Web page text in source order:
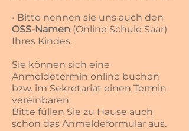
• Bitte nennen sie uns auch den
OSS-Namen (Online Schule Saar)
Ihres Kindes.
Sie können ​ sich eine
Anmeldetermin online buchen
bzw. im Sekretariat einen Termin
vereinbaren.
Bitte füllen Sie zu Hause auch
schon das Anmeldeformular aus.